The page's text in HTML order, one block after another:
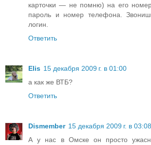
карточки — не помню) на его
пароль и номер телефона.
логин.
Ответить
Elis 15 декабря 2009 г. в 01:00
а как же ВТБ?
Ответить
Dismember 15 декабря 2009 г. в 03:08
А у нас в Омске он просто